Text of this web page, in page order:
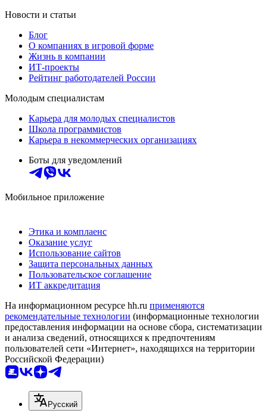
Новости и статьи
Блог
О компаниях в игровой форме
Жизнь в компании
ИТ-проекты
Рейтинг работодателей России
Молодым специалистам
Карьера для молодых специалистов
Школа программистов
Карьера в некоммерческих организациях
Боты для уведомлений
Мобильное приложение
Этика и комплаенс
Оказание услуг
Использование сайтов
Защита персональных данных
Пользовательское соглашение
ИТ аккредитация
На информационном ресурсе hh.ru применяются
рекомендательные технологии (информационные технологии
предоставления информации на основе сбора, систематизации
и анализа сведений, относящихся к предпочтениям
пользователей сети «Интернет», находящихся на территории
Российской Федерации)
Русский